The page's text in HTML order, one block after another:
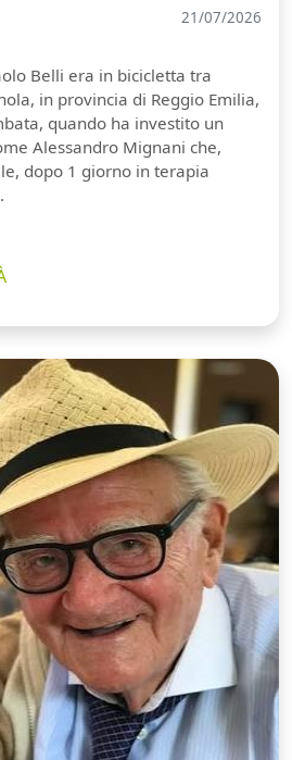
21/07/2026
Belli era in bicicletta tra
in provincia di Reggio Emilia,
quando ha investito un
Alessandro Mignani che,
dopo 1 giorno in terapia